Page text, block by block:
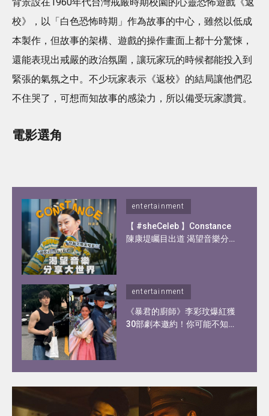
校》，以「白色恐怖時期」作為故事的中心，雖然以低成
本製作，但故事的架構、遊戲的操作畫面上都十分驚悚，
還能表現出戒嚴的政治氛圍，讓玩家玩的時候都能投入到
緊張的氣氛之中。不少玩家表示《返校》的結局讓他們忍
不住哭了，可想而知故事的感染力，所以備受玩家讚賞。
電影選角
entertainment
【 #sheCeleb 】Constance
陳康堤矚目出道 渴望音樂分享
entertainment
《暴君的廚師》李彩玟爆紅獲
30部劇本邀約！你可能不知道